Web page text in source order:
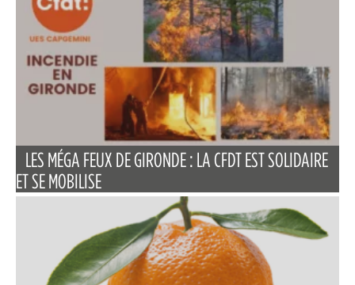
LES MÉGA FEUX DE GIRONDE : LA CFDT EST SOLIDAIRE
ET SE MOBILISE